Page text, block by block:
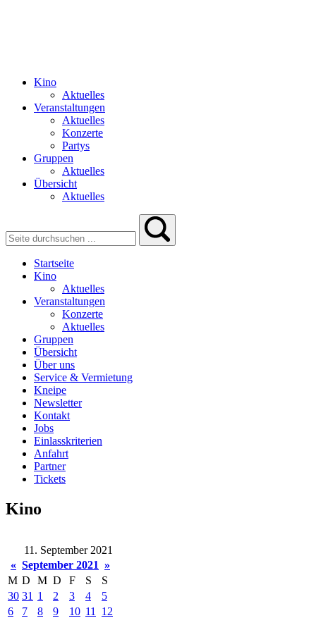
Kino
Aktuelles
Veranstaltungen
Aktuelles
Konzerte
Partys
Gruppen
Aktuelles
Übersicht
Aktuelles
Startseite
Kino
Aktuelles
Veranstaltungen
Konzerte
Aktuelles
Gruppen
Übersicht
Über uns
Service & Vermietung
Kneipe
Newsletter
Kontakt
Jobs
Einlasskriterien
Anfahrt
Partner
Tickets
Kino
11. September 2021
« September 2021 »
M D M D F S
S
30 31 1 2 3 4
5
6
7 8 9 10 11
12